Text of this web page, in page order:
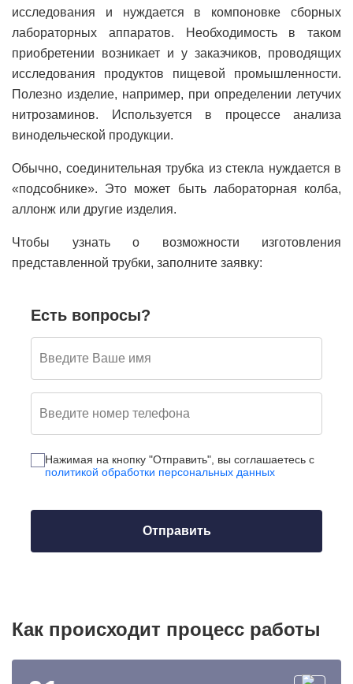
исследования и нуждается в компоновке сборных
лабораторных аппаратов. Необходимость в таком
приобретении возникает и у заказчиков, проводящих
исследования продуктов пищевой промышленности.
Полезно изделие, например, при определении летучих
нитрозаминов. Используется в процессе анализа
винодельческой продукции.
Обычно, соединительная трубка из стекла нуждается в
«подсобнике». Это может быть лабораторная колба,
аллонж или другие изделия.
Чтобы узнать о возможности изготовления
представленной трубки, заполните заявку:
Есть вопросы?
Нажимая на кнопку "Отправить", вы соглашаетесь c
политикой обработки персональных данных
Как происходит процесс работы